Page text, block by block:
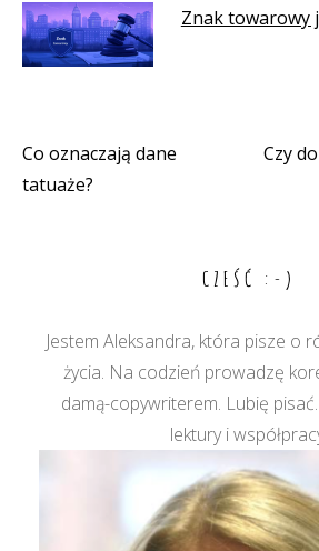
Znak towarowy
Nawigacja
Co oznaczają dane
tatuaże?
Czy
CZEŚĆ :-)
Jestem Aleksandra, która pisze o
życia. Na codzień prowadzę
damą-copywriterem. Lubię
lektury i